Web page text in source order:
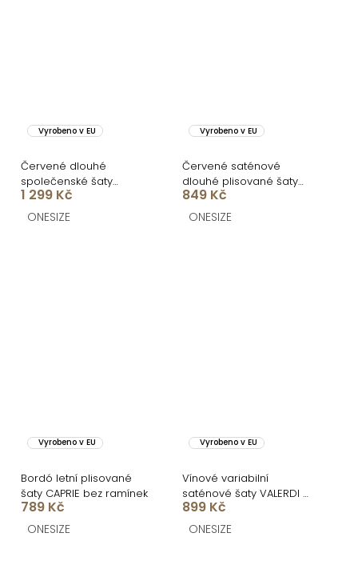
Vyrobeno v EU
Červené dlouhé
společenské šaty
KULOSA
1 299 Kč
ONESIZE
Vyrobeno v EU
Červené saténové
dlouhé plisované šaty
EKULY
849 Kč
ONESIZE
Vyrobeno v EU
Bordó letní plisované
šaty CAPRIE bez ramínek
789 Kč
ONESIZE
Vyrobeno v EU
Vínové variabilní
saténové šaty VALERDI a
rozparkem
899 Kč
ONESIZE